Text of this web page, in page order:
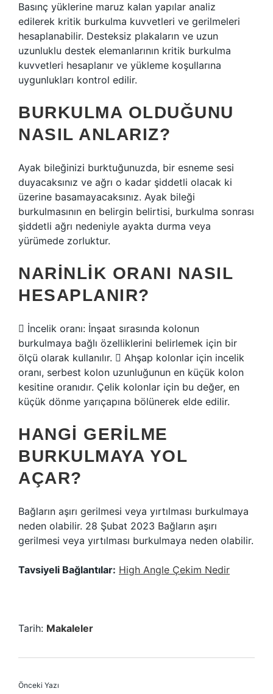
Basınç yüklerine maruz kalan yapılar analiz
edilerek kritik burkulma kuvvetleri ve gerilmeleri
hesaplanabilir. Desteksiz plakaların ve uzun
uzunluklu destek elemanlarının kritik burkulma
kuvvetleri hesaplanır ve yükleme koşullarına
uygunlukları kontrol edilir.
BURKULMA OLDUĞUNU
NASIL ANLARIZ?
Ayak bileğinizi burktuğunuzda, bir esneme sesi
duyacaksınız ve ağrı o kadar şiddetli olacak ki
üzerine basamayacaksınız. Ayak bileği
burkulmasının en belirgin belirtisi, burkulma sonrası
şiddetli ağrı nedeniyle ayakta durma veya
yürümede zorluktur.
NARINLIK ORANI NASIL
HESAPLANIR?
 İncelik oranı: İnşaat sırasında kolonun
burkulmaya bağlı özelliklerini belirlemek için bir
ölçü olarak kullanılır.  Ahşap kolonlar için incelik
oranı, serbest kolon uzunluğunun en küçük kolon
kesitine oranıdır. Çelik kolonlar için bu değer, en
küçük dönme yarıçapına bölünerek elde edilir.
HANGI GERILME
BURKULMAYA YOL
AÇAR?
Bağların aşırı gerilmesi veya yırtılması burkulmaya
neden olabilir. 28 Şubat 2023 Bağların aşırı
gerilmesi veya yırtılması burkulmaya neden olabilir.
Tavsiyeli Bağlantılar: High Angle Çekim Nedir
Tarih: Makaleler
Önceki Yazı